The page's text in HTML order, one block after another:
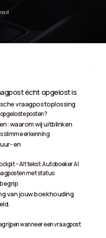
écht opgelost is
vraagpostoplossing
posten?
waarom wij uitblinken
slimme erkenning
en
– Alt tekst: Autoboeker AI
met status
van jouw boekhouding
wanneer een vraagpost